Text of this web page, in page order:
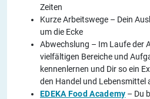
Zeiten
Kurze Arbeitswege – Dein
um die Ecke
Abwechslung – Im Laufe der
vielfältigen Bereiche und
kennenlernen und Dir so ein
den Handel und Lebensmittel
EDEKA Food Academy – Du